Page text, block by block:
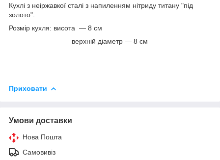
Кухлі з неіржавкої сталі з напиленням нітриду титану "під
золото".
Розмір кухля: висота — 8 см
верхній діаметр — 8 см
Приховати
Умови доставки
Нова Пошта
Самовивіз